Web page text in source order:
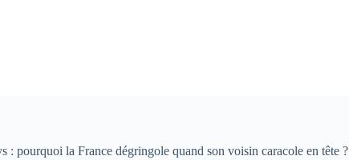
: pourquoi la France dégringole quand son voisin caracole en tête ?